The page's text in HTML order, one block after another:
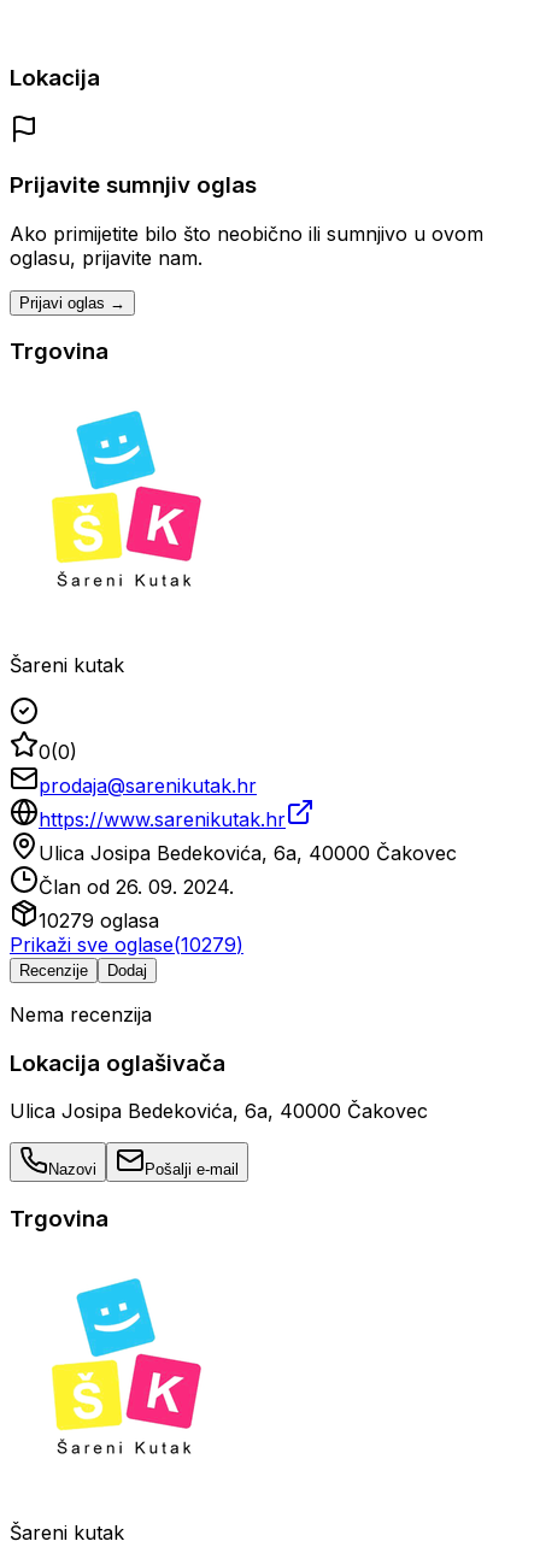
Lokacija
Prijavite sumnjiv oglas
Ako primijetite bilo što neobično ili sumnjivo u ovom
oglasu, prijavite nam.
Prijavi oglas →
Trgovina
Šareni kutak
0(0)
prodaja@sarenikutak.hr
https://www.sarenikutak.hr
Ulica Josipa Bedekovića, 6a, 40000 Čakovec
Član od 26. 09. 2024.
10279 oglasa
Prikaži sve oglase(10279)
Recenzije Dodaj
Nema recenzija
Lokacija oglašivača
Ulica Josipa Bedekovića, 6a, 40000 Čakovec
Nazovi Pošalji e-mail
Trgovina
Šareni kutak